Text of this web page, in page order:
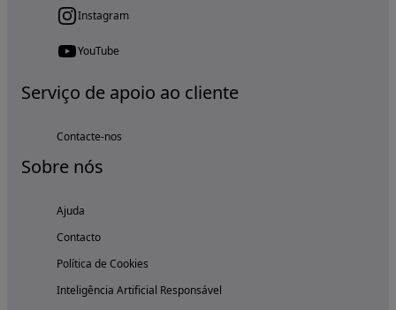
Instagram
YouTube
Serviço de apoio ao cliente
Contacte-nos
Sobre nós
Ajuda
Contacto
Política de Cookies
Inteligência Artificial Responsável